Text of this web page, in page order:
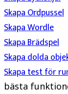
Skapa Ordpussel
Skapa Wordle
Skapa Brädspel
Skapa dolda
Skapa test för
bästa